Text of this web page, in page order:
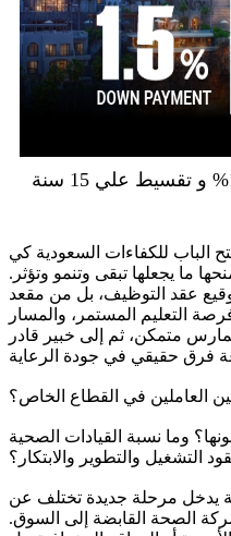
الباب للكفاءات السعودية كي
ما يجعلها تبقى وتنمو وتؤثر.
عقد التوظيف، بل من مقعد
التعليم المستمر، والمسار
متمكن، ثم إلى خبير قادر
العاملين في القطاع الخاص؟
وما نسبة القيادات الصحية
التشغيل والتطوير والابتكار؟
يدخل مرحلة جديدة تختلف عن
الصحة القابضة إلى السوق.